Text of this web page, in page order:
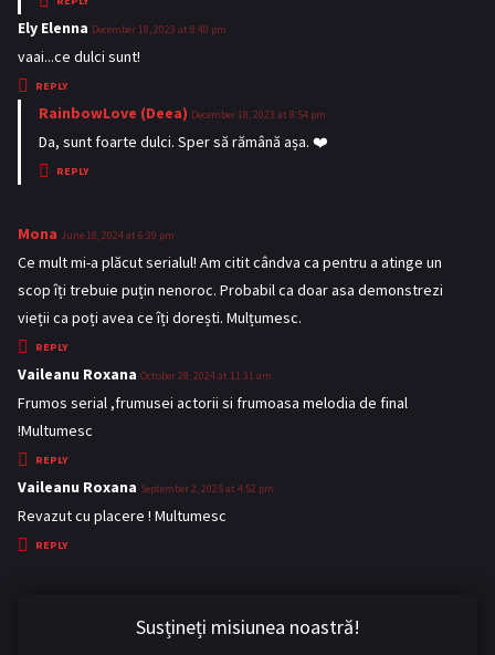
:
Ely Elenna s
a
s
:
December 18, 2023 at 8:40 pm
vaai...ce dulci sunt!
REPLY
RainbowLove (Deea) s
a
December 18, 2023 at 8:54 pm
Da, sunt foarte dulci. Sper să rămână așa. ❤️
REPLY
Mona s
a
y
s
:
June 18, 2024 at 6:39 pm
Ce mult mi-a plăcut serialul! Am citit cândva ca pentru a atinge un
scop îți trebuie puțin nenoroc. Probabil ca doar asa demonstrezi
vieții ca poți avea ce îți dorești. Mulțumesc.
REPLY
Vaileanu Roxana s
a
October 28, 2024 at 11:31 am
Frumos serial ,frumusei actorii si frumoasa melodia de final
!Multumesc
REPLY
Vaileanu Roxana s
a
September 2, 2025 at 4:52 pm
Revazut cu placere ! Multumesc
REPLY
Susțineți misiunea noastră!